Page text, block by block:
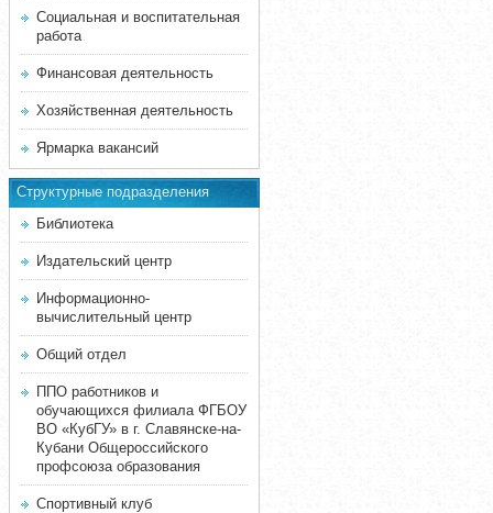
Социальная и воспитательная
работа
Финансовая деятельность
Хозяйственная деятельность
Ярмарка вакансий
Структурные подразделения
Библиотека
Издательский центр
Информационно-
вычислительный центр
Общий отдел
ППО работников и
обучающихся филиала ФГБОУ
ВО «КубГУ» в г. Славянске-на-
Кубани Общероссийского
профсоюза образования
Спортивный клуб